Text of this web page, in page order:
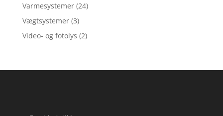
Varmesystemer (24)
Vægtsystemer (3)
Video- og fotolys (2)